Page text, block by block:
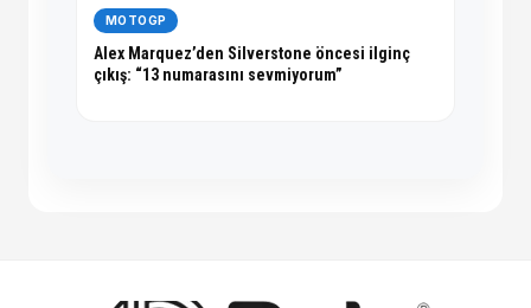
MOTOGP
Alex Marquez’den Silverstone öncesi ilginç
çıkış: “13 numarasını sevmiyorum”